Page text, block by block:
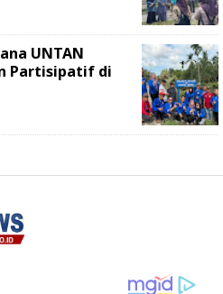
UNTAN
Partisipatif di